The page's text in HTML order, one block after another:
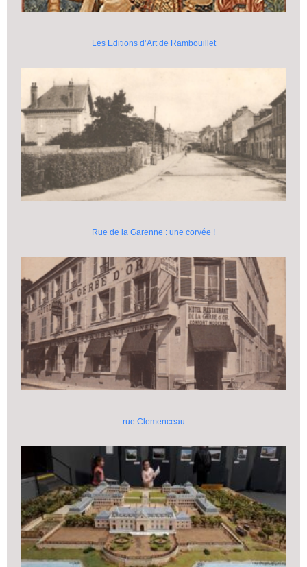
Les Editions d’Art de Rambouillet
Rue de la Garenne : une corvée !
rue Clemenceau